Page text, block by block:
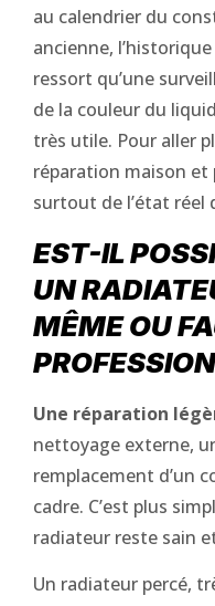
au calendrier du
ancienne,
ressort qu’une
de la couleur du
très utile. Pour aller
réparation maison
surtout de l’état réel
EST-IL
UN
MÊME OU
Une réparation
nettoyage externe,
remplacement d’un
cadre. C’est plus
radiateur reste sain
Un radiateur percé,